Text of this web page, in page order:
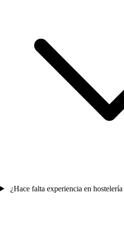
¿Hace falta experiencia en